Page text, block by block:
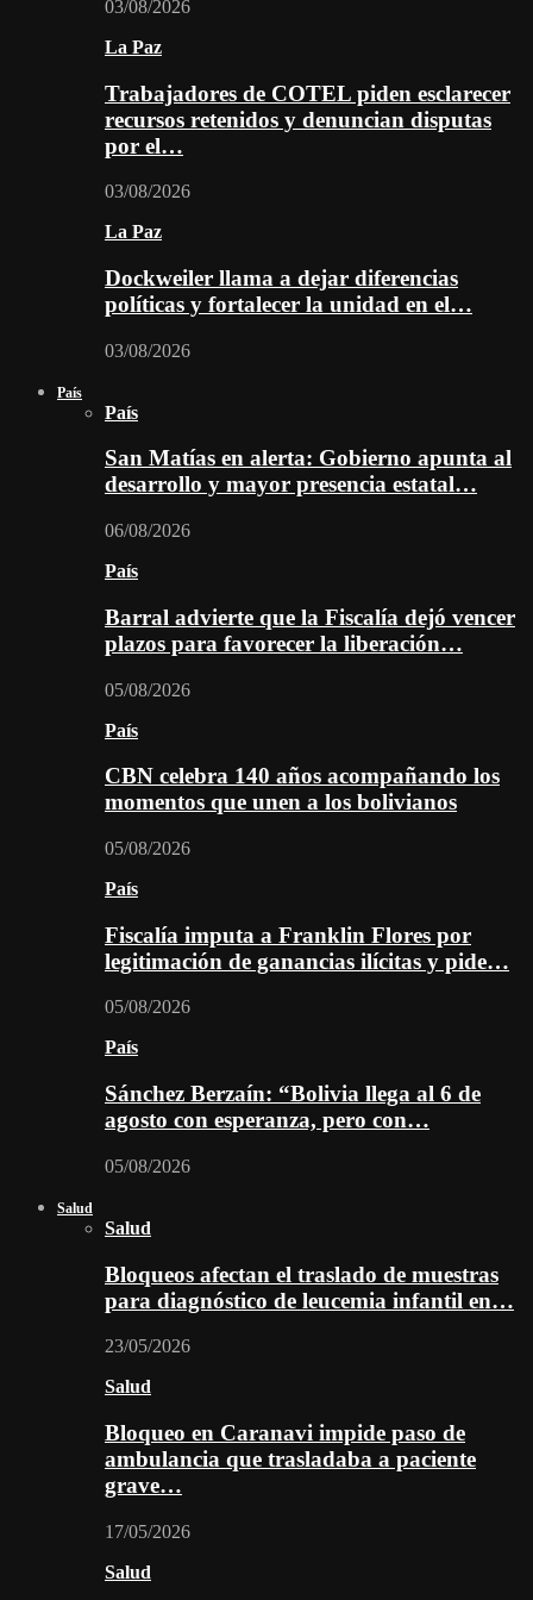
03/08/2026
La Paz
Trabajadores de COTEL piden esclarecer
recursos retenidos y denuncian disputas
por el…
03/08/2026
La Paz
Dockweiler llama a dejar diferencias
políticas y fortalecer la unidad en el…
03/08/2026
País
País
San Matías en alerta: Gobierno apunta al
desarrollo y mayor presencia estatal…
06/08/2026
País
Barral advierte que la Fiscalía dejó vencer
plazos para favorecer la liberación…
05/08/2026
País
CBN celebra 140 años acompañando los
momentos que unen a los bolivianos
05/08/2026
País
Fiscalía imputa a Franklin Flores por
legitimación de ganancias ilícitas y pide…
05/08/2026
País
Sánchez Berzaín: “Bolivia llega al 6 de
agosto con esperanza, pero con…
05/08/2026
Salud
Salud
Bloqueos afectan el traslado de muestras
para diagnóstico de leucemia infantil en…
23/05/2026
Salud
Bloqueo en Caranavi impide paso de
ambulancia que trasladaba a paciente
grave…
17/05/2026
Salud